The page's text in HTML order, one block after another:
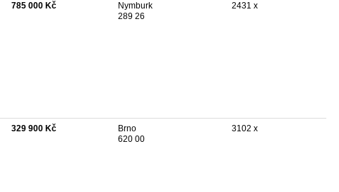
785 000 Kč
Nymburk
289 26
2431 x
329 900 Kč
Brno
620 00
3102 x